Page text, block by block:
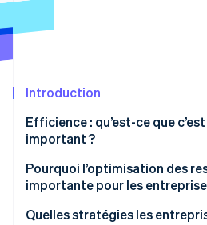
Radar
Constitution de start-up
Élimination du carbone
Vérification de l'identité
Stripe App
Introduction
Efficience : qu’est-ce que
important ?
L’importance de l’efficience
Pourquoi l’optimisation des
importante pour les
Compétitivité
Quelles stratégies les